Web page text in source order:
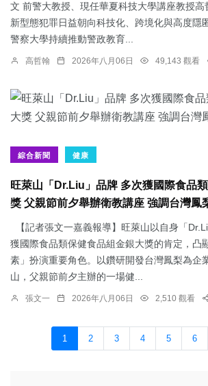
文 前警大教授、現任華夏科技大學講座教授
新型態犯罪日益朝向科技化、跨境化與高度隱
警察大學持續推動警政教育...
高哲翰 2026年八月06日 49,143 觀看
綜合新聞 健康
旺萊山「Dr.Liu」品牌 多次獲國際食品
獎 父親節前夕舉辦衛教講座 強調台灣鳳
【記者張文一嘉義報導】旺萊山以自身「
獲國際食品類保健食品組金銀大獎的肯定，凸
素」扮演重要角色。以鑽研開發台灣鳳梨為企
山，父親節前夕主辦的一場健...
張文一 2026年八月06日 2,510 觀看
1 2 3 4 5 6